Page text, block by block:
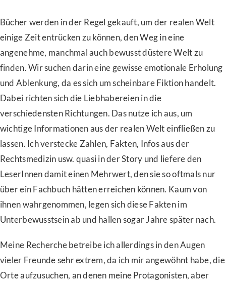
Bücher werden in der Regel gekauft, um der realen Welt
einige Zeit entrücken zu können, den Weg in eine
angenehme, manchmal auch bewusst düstere Welt zu
finden. Wir suchen darin eine gewisse emotionale Erholung
und Ablenkung, da es sich um scheinbare Fiktion handelt.
Dabei richten sich die Liebhabereien in die
verschiedensten Richtungen. Das nutze ich aus, um
wichtige Informationen aus der realen Welt einfließen zu
lassen. Ich verstecke Zahlen, Fakten, Infos aus der
Rechtsmedizin usw. quasi in der Story und liefere den
LeserInnen damit einen Mehrwert, den sie so oftmals nur
über ein Fachbuch hätten erreichen können. Kaum von
ihnen wahrgenommen, legen sich diese Fakten im
Unterbewusstsein ab und hallen sogar Jahre später nach.
Meine Recherche betreibe ich allerdings in den Augen
vieler Freunde sehr extrem, da ich mir angewöhnt habe, die
Orte aufzusuchen, an denen meine Protagonisten, aber